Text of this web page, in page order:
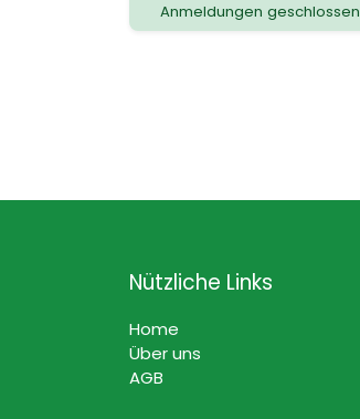
Anmeldungen geschlossen
Nützliche Links
Home
Über uns
AGB